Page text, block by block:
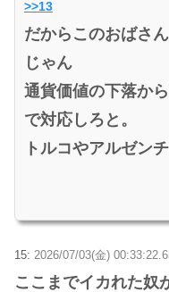
>>13
だからこのおばさ
じゃん
通貨価値の下落か
で対応しろと。
トルコやアルゼン
15: 2026/07/03(金)
ここまでイカれた奴